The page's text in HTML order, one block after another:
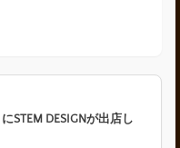
STEM DESIGNが出店し